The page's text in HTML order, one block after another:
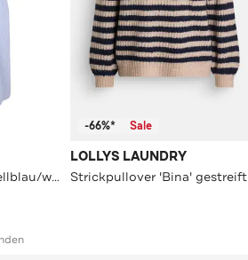
Casual-Bluse Dua hellblau/weiß
-66%* Sale
LOLLYS LAUNDRY
Strickpullover 'Bina' gestreift